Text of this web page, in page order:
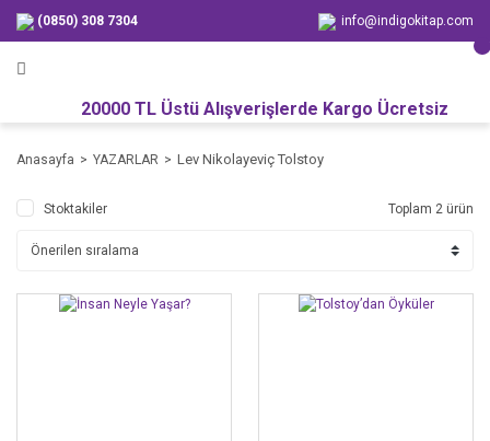
(0850) 308 7304 info@indigokitap.com
20000 TL Üstü Alışverişlerde Kargo Ücretsiz
Anasayfa YAZARLAR Lev Nikolayeviç Tolstoy
Stoktakiler Toplam 2 ürün